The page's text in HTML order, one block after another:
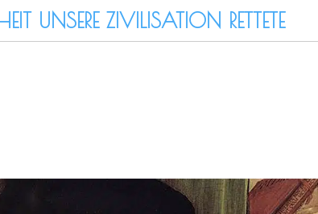
UNSERE ZIVILISATION RETTETE